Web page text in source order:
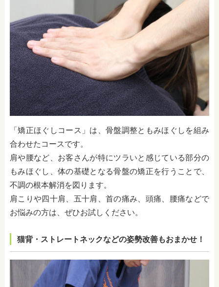
「矯正ほぐしコース」は、骨盤調整ともみほぐしを組み
合わせたコースです。
肩や腰など、お客さんが特にツラいと感じている部分の
もみほぐし、体の基礎となる骨盤の矯正を行うことで、
不調の根本解消を図ります。
肩こりや四十肩、五十肩、首の痛み、頭痛、腰痛などで
お悩みの方は、ぜひお試しください。
猫背・ストレートネックなどの姿勢改善もおまかせ！